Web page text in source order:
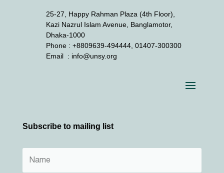
25-27, Happy Rahman Plaza (4th Floor),
Kazi Nazrul Islam Avenue, Banglamotor,
Dhaka-1000
Phone : +8809639-494444, 01407-300300
Email : info@unsy.org
Subscribe to mailing list